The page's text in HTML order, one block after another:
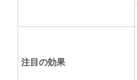
注目の効果